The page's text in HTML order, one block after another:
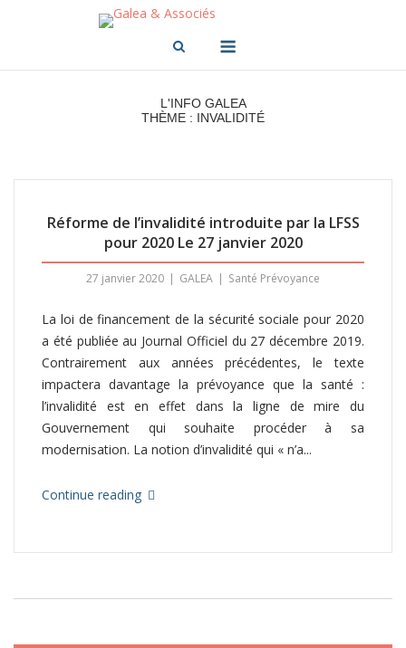
L'INFO GALEA
THÈME : INVALIDITÉ
Réforme de l’invalidité introduite par la LFSS
pour 2020 Le 27 janvier 2020
27 janvier 2020 GALEA Santé Prévoyance
La loi de financement de la sécurité sociale pour 2020
a été publiée au Journal Officiel du 27 décembre 2019.
Contrairement aux années précédentes, le texte
impactera davantage la prévoyance que la santé :
l’invalidité est en effet dans la ligne de mire du
Gouvernement qui souhaite procéder à sa
modernisation. La notion d’invalidité qui « n’a...
Continue reading